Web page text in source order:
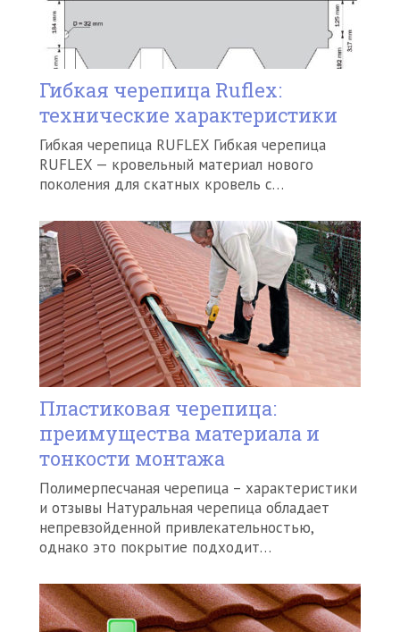
Гибкая черепица Ruflex:
технические характеристики
Гибкая черепица RUFLEX Гибкая черепица
RUFLEX — кровельный материал нового
поколения для скатных кровель с…
Пластиковая черепица:
преимущества материала и
тонкости монтажа
Полимерпесчаная черепица – характеристики
и отзывы Натуральная черепица обладает
непревзойденной привлекательностью,
однако это покрытие подходит…